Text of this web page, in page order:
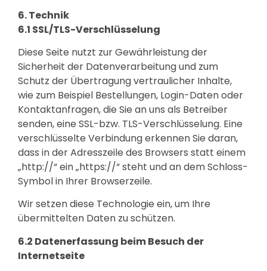
6. Technik
6.1 SSL/TLS-Verschlüsselung
Diese Seite nutzt zur Gewährleistung der
Sicherheit der Datenverarbeitung und zum
Schutz der Übertragung vertraulicher Inhalte,
wie zum Beispiel Bestellungen, Login-Daten oder
Kontaktanfragen, die Sie an uns als Betreiber
senden, eine SSL-bzw. TLS-Verschlüsselung. Eine
verschlüsselte Verbindung erkennen Sie daran,
dass in der Adresszeile des Browsers statt einem
„http://“ ein „https://“ steht und an dem Schloss-
Symbol in Ihrer Browserzeile.
Wir setzen diese Technologie ein, um Ihre
übermittelten Daten zu schützen.
6.2 Datenerfassung beim Besuch der
Internetseite